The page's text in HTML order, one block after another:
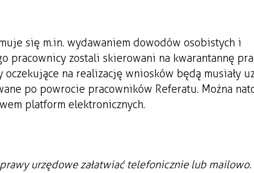
się m.in. wydawaniem dowodów osobistych i
pracownicy zostali skierowani na kwarantannę
oczekujące na realizację wniosków będą musiały
po powrocie pracowników Referatu. Można
platform elektronicznych.
urzędowe załatwiać telefonicznie lub mailowo.